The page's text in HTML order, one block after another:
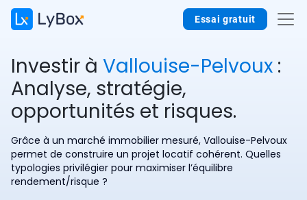
Essai gratuit
Investir à Vallouise-Pelvoux :
Analyse, stratégie,
opportunités et risques.
Grâce à un marché immobilier mesuré, Vallouise-Pelvoux
permet de construire un projet locatif cohérent. Quelles
typologies privilégier pour maximiser l’équilibre
rendement/risque ?